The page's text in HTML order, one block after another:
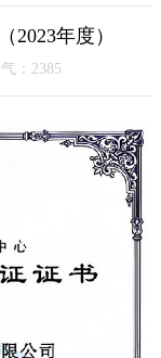
2023年度）
：2385